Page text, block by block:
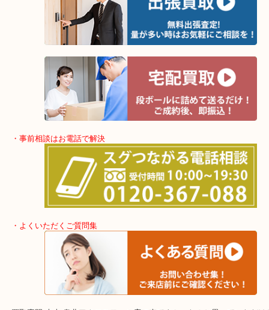
・出張買取エリア
堺市・堺市南区・堺市中区
堺市北区・堺市東区和泉市
泉大津市・岸和田市・富田林市
上記に記載がないエリアでもご相談くださいませ！！
・事前相談はお電話で解決